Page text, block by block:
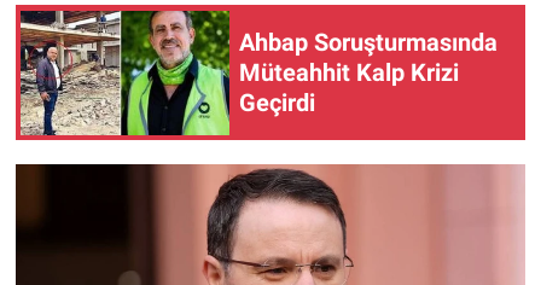
Ahbap Soruşturmasında
Müteahhit Kalp Krizi
Geçirdi